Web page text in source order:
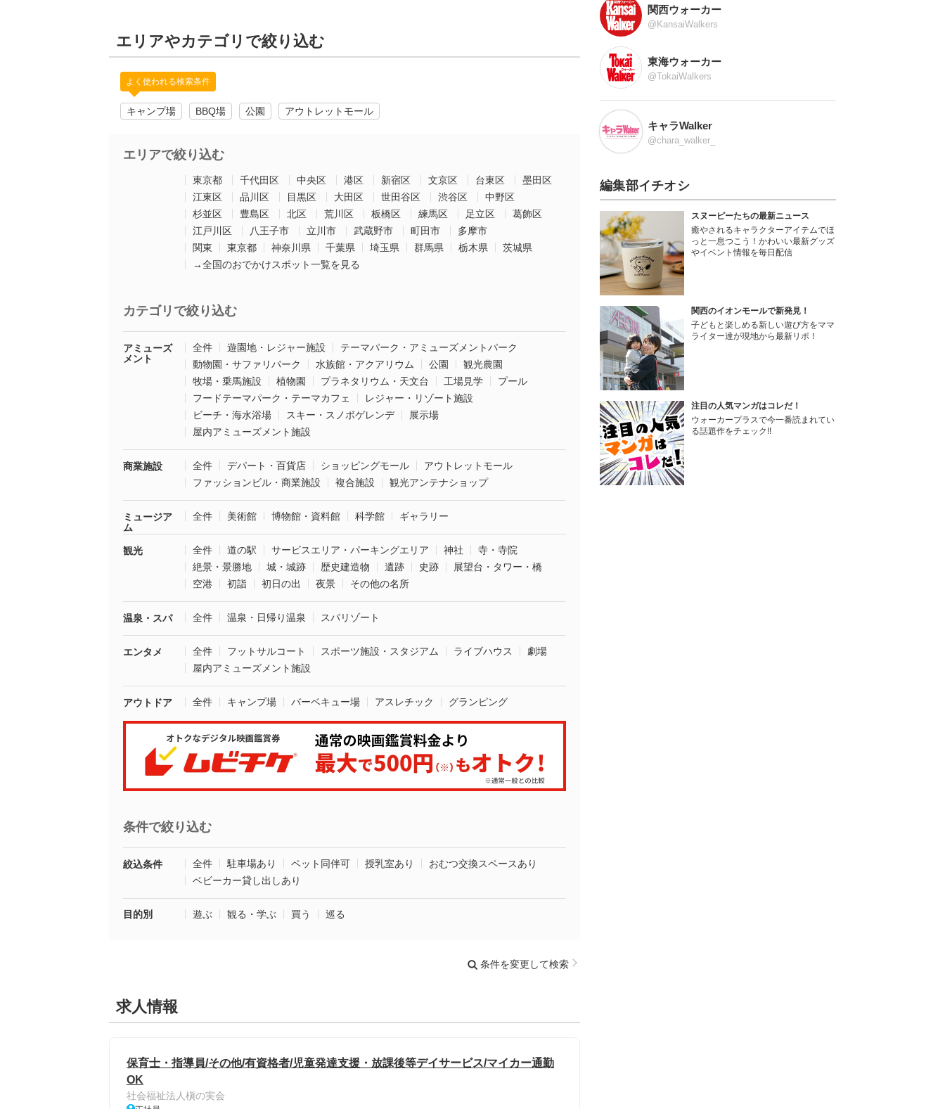
エリアやカテゴリで絞り込む
よく使われる検索条件
キャンプ場 BBQ場 公園 アウトレットモール
エリアで絞り込む
東京都 千代田区 中央区 港区 新宿区 文京区 台東区
墨田区
江東区
品川区 目黒区 大田区 世田谷区 渋谷区
中野区
杉並区
豊島区 北区 荒川区 板橋区 練馬区 足立区
葛飾区
江戸川区
八王子市 立川市 武蔵野市 町田市
多摩市
関東
東京都 神奈川県 千葉県 埼玉県 群馬県 栃木県
茨城県
→全国のおでかけスポット一覧を見る
カテゴリで絞り込む
アミューズ
メント
全件 遊園地・レジャー施設
テーマパーク・アミューズメントパーク
動物園・サファリパーク
水族館・アクアリウム 公園
観光農園
牧場・乗馬施設
植物園 プラネタリウム・天文台 工場見学
プール
フードテーマパーク・テーマカフェ
レジャー・リゾート施設
ビーチ・海水浴場
スキー・スノボゲレンデ
展示場
屋内アミューズメント施設
商業施設 全件 デパート・百貨店 ショッピングモール
アウトレットモール
ファッションビル・商業施設
複合施設 観光アンテナショップ
ミュージア
ム
全件 美術館 博物館・資料館 科学館 ギャラリー
観光 全件 道の駅 サービスエリア・パーキングエリア 神社
寺・寺院
絶景・景勝地
城・城跡 歴史建造物 遺跡 史跡
展望台・タワー・橋
空港
初詣 初日の出 夜景 その他の名所
温泉・スパ 全件 温泉・日帰り温泉 スパリゾート
エンタメ 全件 フットサルコート スポーツ施設・スタジアム ライブハウス
劇場
屋内アミューズメント施設
アウトドア 全件 キャンプ場 バーベキュー場 アスレチック グランピング
条件で絞り込む
絞込条件 全件 駐車場あり ペット同伴可 授乳室あり
おむつ交換スペースあり
ベビーカー貸し出しあり
目的別 遊ぶ 観る・学ぶ 買う 巡る
条件を変更して検索
求人情報
保育士・指導員/その他/有資格者/児童発達支援・放課後等デイサービス/マイカー通勤
OK
社会福祉法人槇の実会
関西ウォーカー
@KansaiWalkers
東海ウォーカー
@TokaiWalkers
キャラWalker
@chara_walker_
編集部イチオシ
スヌーピーたちの最新ニュース
癒やされるキャラクターアイテムでほ
っと一息つこう！かわいい最新グッズ
やイベント情報を毎日配信
関西のイオンモールで新発見！
子どもと楽しめる新しい遊び方をママ
ライター達が現地から最新リポ！
注目の人気マンガはコレだ！
ウォーカープラスで今一番読まれてい
る話題作をチェック!!